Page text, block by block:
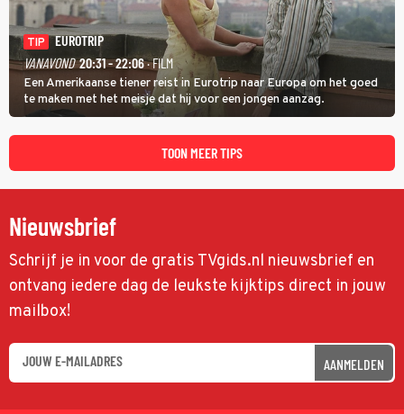
TIP
EUROTRIP
VANAVOND 20:31 - 22:06· FILM
Een Amerikaanse tiener reist in Eurotrip naar Europa om het goed
te maken met het meisje dat hij voor een jongen aanzag.
TOON MEER TIPS
Nieuwsbrief
Schrijf je in voor de gratis TVgids.nl nieuwsbrief en
ontvang iedere dag de leukste kijktips direct in jouw
mailbox!
AANMELDEN